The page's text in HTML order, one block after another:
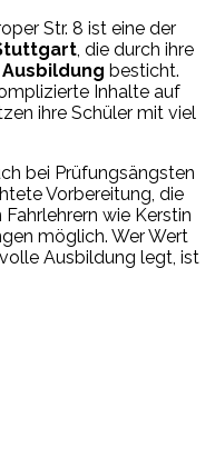
Str. 8 ist eine der
, die durch ihre
besticht.
Inhalte auf
ihre Schüler mit viel
bei Prüfungsängsten
Vorbereitung, die
wie Kerstin
möglich. Wer Wert
Ausbildung legt, ist